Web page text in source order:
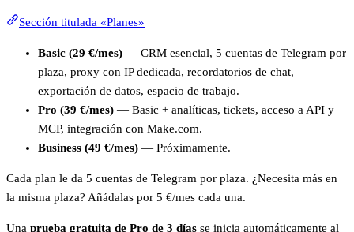
Sección titulada «Planes»
Basic (29 €/mes) — CRM esencial, 5 cuentas de Telegram por
plaza, proxy con IP dedicada, recordatorios de chat,
exportación de datos, espacio de trabajo.
Pro (39 €/mes) — Basic + analíticas, tickets, acceso a API y
MCP, integración con Make.com.
Business (49 €/mes) — Próximamente.
Cada plan le da 5 cuentas de Telegram por plaza. ¿Necesita más en
la misma plaza? Añádalas por 5 €/mes cada una.
Una prueba gratuita de Pro de 3 días se inicia automáticamente al